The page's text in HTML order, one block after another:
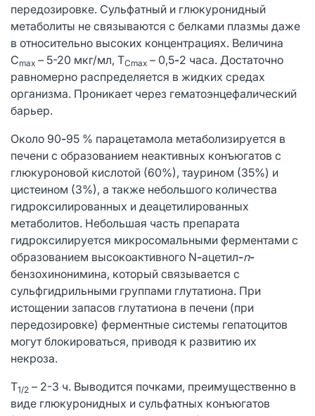
передозировке. Сульфатный и глюкуронидный
метаболиты не связываются с белками плазмы даже
в относительно высоких концентрациях. Величина
Cmax – 5-20 мкг/мл, TCmax – 0,5-2 часа. Достаточно
равномерно распределяется в жидких средах
организма. Проникает через гематоэнцефалический
барьер.
Около 90-95 % парацетамола метаболизируется в
печени с образованием неактивных конъюгатов с
глюкуроновой кислотой (60%), таурином (35%) и
цистеином (3%), а также небольшого количества
гидроксилированных и деацетилированных
метаболитов. Небольшая часть препарата
гидроксилируется микросомальными ферментами с
образованием высокоактивного N-ацетил-n-
бензохинонимина, который связывается с
сульфгидрильными группами глутатиона. При
истощении запасов глутатиона в печени (при
передозировке) ферментные системы гепатоцитов
могут блокироваться, приводя к развитию их
некроза.
T1/2 – 2-3 ч. Выводится почками, преимущественно в
виде глюкуронидных и сульфатных конъюгатов